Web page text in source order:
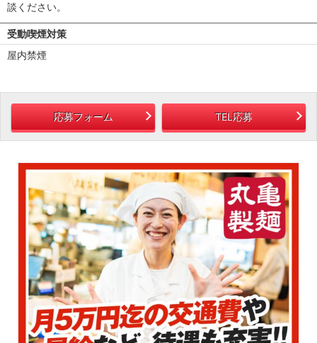
談ください。
受動喫煙対策
屋内禁煙
応募フォーム TEL応募